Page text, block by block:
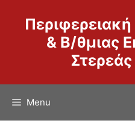
περιεχόμενο& Β/θμιας
Menu